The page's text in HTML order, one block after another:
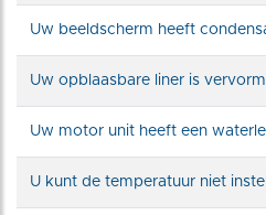
Uw beeldscherm heeft
Uw opblaasbare liner is
Uw motor unit heeft een
U kunt de temperatuur niet